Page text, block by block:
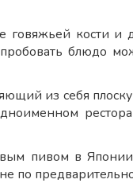
говяжьей кости и
блюдо
из себя
пивом в
по